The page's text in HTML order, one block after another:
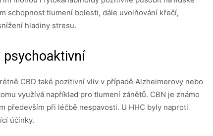
schopnost tlumení bolesti, dále uvolňování křečí,
hladiny stresu.
psychoaktivní
CBD také pozitivní vliv v případě Alzheimerovy nebo
využívá například pro tlumení zánětů. CBN je známo
především při léčbě nespavosti. U HHC byly naproti
účinky.